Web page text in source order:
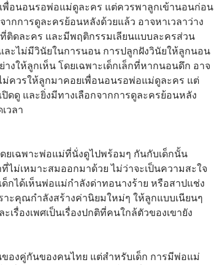
พื่อนอนรอพ่อแม่ดูละคร แต่ควรพาลูกเข้านอนก่อน
ากการดูละครย้อนหลังด้วยแล้ว อาจหาเวลาว่าง
ที่ติดละคร และมีพฤติกรรมเลียนแบบละครส่วน
ะไม่มีวินัยในการนอน การปลูกฝังวินัยให้ลูกนอน
งให้ลูกเห็น โดยเฉพาะเด็กเล็กที่หากนอนดึก อาจ
ม่ควรให้ลูกมาคอยเพื่อนอนรอพ่อแม่ดูละคร แต่
ดดู และยิ่งมีทางเลือกจากการดูละครย้อนหลัง
วลา
ยเฉพาะพ่อแม่ที่นั่งดูไปพร้อมๆ กันกับเด็กนั้น
ม่เหมาะสมออกมาด้วย ไม่ว่าจะเป็นความสะใจ
กได้เห็นพ่อแม่กำลังด่าทอนางร้าย หรือสาปแช่ง
าะคุณกำลังสร้างค่านิยมใหม่ๆ ให้ลูกแบบเนียนๆ
รื่องเพศเป็นเรื่องปกติที่คนใกล้ตัวของเขายัง
ของคู่กันของคนไทย แต่สำหรับเด็ก การมีพ่อแม่